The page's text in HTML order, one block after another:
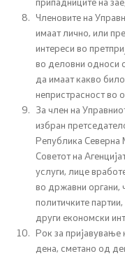
Членовите на
имаат лично, или
интереси во
во деловни односи
да имаат какво било
непристрасност во
За член на
избран
Република Северна
Советот на
услуги, лице
во државни органи,
политичките
други економски
Рок за пријавување
дена, сметано од